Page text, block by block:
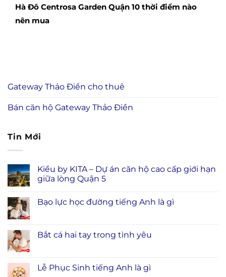
Hà Đô Centrosa Garden Quận 10 thời điểm nào
nên mua
Gateway Thảo Điền cho thuê
Bán căn hộ Gateway Thảo Điền
Tin Mới
Kiều by KITA – Dự án căn hộ cao cấp giới hạn
giữa lòng Quận 5
Bạo lực học đường tiếng Anh là gì
Bắt cá hai tay trong tình yêu
Lễ Phục Sinh tiếng Anh là gì